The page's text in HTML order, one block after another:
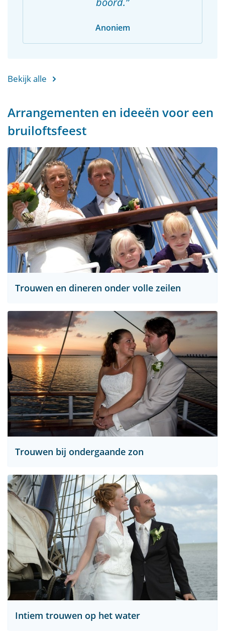
Anoniem
Bekijk alle
Arrangementen en ideeën voor een
bruiloftsfeest
Trouwen en dineren onder volle zeilen
Trouwen bij ondergaande zon
Intiem trouwen op het water